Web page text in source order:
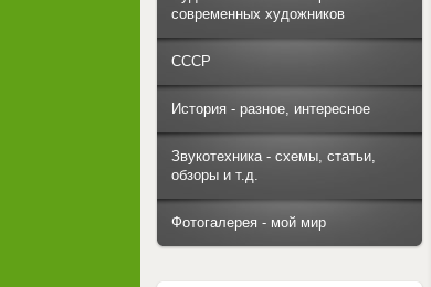
современных художников
СССР
История - разное, интересное
Звукотехника - схемы, статьи,
обзоры и т.д.
Фотогалерея - мой мир